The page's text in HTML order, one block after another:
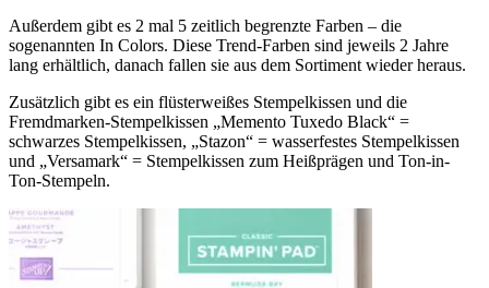
Außerdem gibt es 2 mal 5 zeitlich begrenzte Farben – die
sogenannten In Colors. Diese Trend-Farben sind jeweils 2 Jahre
lang erhältlich, danach fallen sie aus dem Sortiment wieder heraus.
Zusätzlich gibt es ein flüsterweißes Stempelkissen und die
Fremdmarken-Stempelkissen „Memento Tuxedo Black“ =
schwarzes Stempelkissen, „Stazon“ = wasserfestes Stempelkissen
und „Versamark“ = Stempelkissen zum Heißprägen und Ton-in-
Ton-Stempeln.